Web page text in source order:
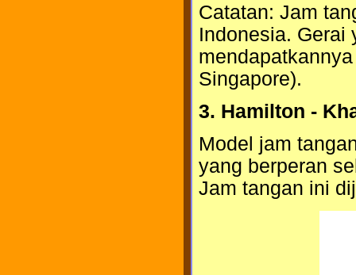
Catatan: Jam
Indonesia. Gerai
Singapore).
3. Hamilton -
Model jam
yang berperan
Jam tangan ini